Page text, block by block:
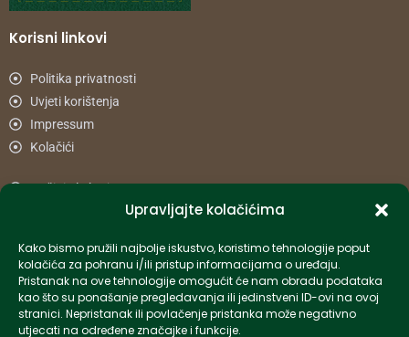
Upravljajte kolačićima
Kako bismo pružili najbolje iskustvo, koristimo tehnologije poput
kolačića za pohranu i/ili pristup informacijama o uređaju.
Pristanak na ove tehnologije omogućit će nam obradu podataka
kao što su ponašanje pregledavanja ili jedinstveni ID-ovi na ovoj
stranici. Nepristanak ili povlačenje pristanka može negativno
utjecati na određene značajke i funkcije.
Korisni linkovi
Politika privatnosti
Uvjeti korištenja
Impressum
Kolačići
Načini plaćanja
Informacije
info-hr@kettner.com